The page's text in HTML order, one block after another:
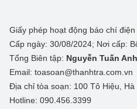
Giấy phép hoạt động báo chí
Cấp ngày: 30/08/2024; Nơi cấp:
Tổng Biên tập: Nguyễn Tuấn Anh
Email: toasoan@thanhtra.com.vn
Địa chỉ tòa soạn: 100 Tô Hiệu, Hà
Hotline: 090.456.3399